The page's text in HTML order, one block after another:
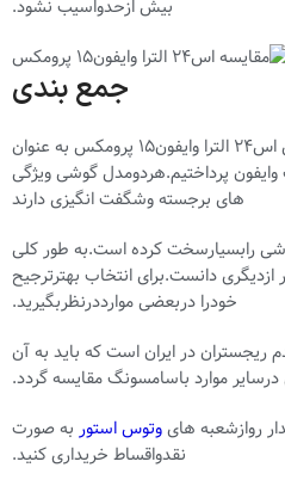
بیش ازحدواسیب نشود.
جمع بندی
دراین مقاله به بیان ویژگی های اس24 الترا وایفون15 پرومکس به عنوان
پرداختیم.هردومدل گوشی ویژگی
های برجسته وشگفت انگیزی دارند
رابسیارسخت کرده است.به طور کلی
ازدیگری دانست.برای انتخاب بهترترجیح
خودرا دربعضی موارددرنظربگیرید.
در ایران است که باید به آن
موارد باسامسونگ مقایسه گردد.
روازشعبه هایوتوس استور به صورت
نقدواقساط خریداری کنید.